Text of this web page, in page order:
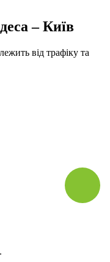
– Київ
від трафіку та